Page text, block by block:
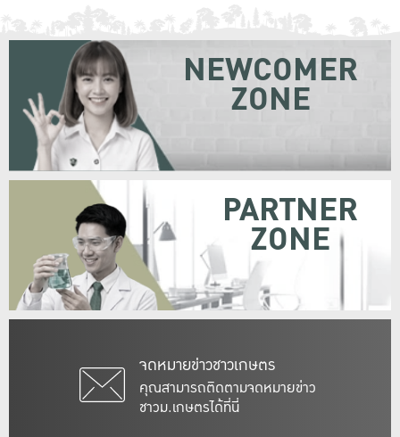
จดหมายข่าวชาวเกษตร
คุณสามารถติดตามจดหมายข่าว
ชาวม.เกษตรได้ที่นี่
NEWCOMER
ZONE
PARTNER
ZONE